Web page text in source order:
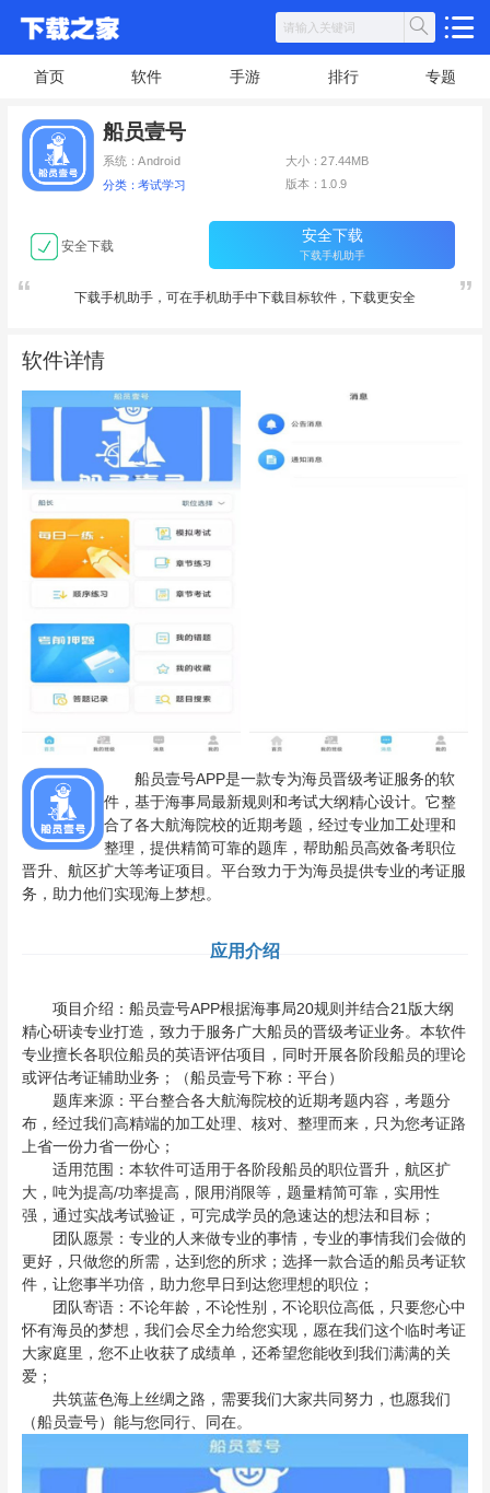
首页 软件 手游 排行 专题
船员壹号
系统：Android 大小：27.44MB
分类：考试学习 版本：1.0.9
安全下载
安全下载
下载手机助手
下载手机助手，可在手机助手中下载目标软件，下载更安全
软件详情
船员壹号APP是一款专为海员晋级考证服务的软
件，基于海事局最新规则和考试大纲精心设计。它整
合了各大航海院校的近期考题，经过专业加工处理和
整理，提供精简可靠的题库，帮助船员高效备考职位
晋升、航区扩大等考证项目。平台致力于为海员提供专业的考证服
务，助力他们实现海上梦想。
应用介绍
项目介绍：船员壹号APP根据海事局20规则并结合21版大纲
精心研读专业打造，致力于服务广大船员的晋级考证业务。本软件
专业擅长各职位船员的英语评估项目，同时开展各阶段船员的理论
或评估考证辅助业务；（船员壹号下称：平台）
题库来源：平台整合各大航海院校的近期考题内容，考题分
布，经过我们高精端的加工处理、核对、整理而来，只为您考证路
上省一份力省一份心；
适用范围：本软件可适用于各阶段船员的职位晋升，航区扩
大，吨为提高/功率提高，限用消限等，题量精简可靠，实用性
强，通过实战考试验证，可完成学员的急速达的想法和目标；
团队愿景：专业的人来做专业的事情，专业的事情我们会做的
更好，只做您的所需，达到您的所求；选择一款合适的船员考证软
件，让您事半功倍，助力您早日到达您理想的职位；
团队寄语：不论年龄，不论性别，不论职位高低，只要您心中
怀有海员的梦想，我们会尽全力给您实现，愿在我们这个临时考证
大家庭里，您不止收获了成绩单，还希望您能收到我们满满的关
爱；
共筑蓝色海上丝绸之路，需要我们大家共同努力，也愿我们
（船员壹号）能与您同行、同在。